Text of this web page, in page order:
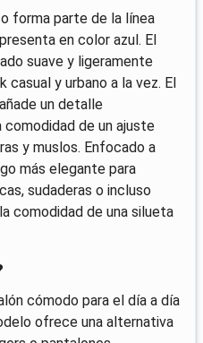
forma parte de la línea
en color azul. El
suave y ligeramente
casual y urbano a la vez. El
un detalle
de un ajuste
y muslos. Enfocado a
más elegante para
sudaderas o incluso
comodidad de una silueta
cómodo para el día a día
ofrece una alternativa